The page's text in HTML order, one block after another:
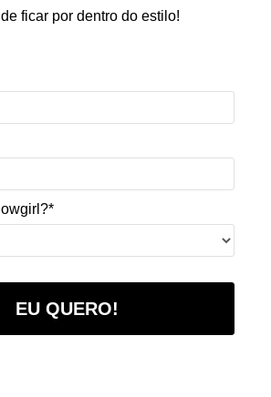
ficar por dentro do estilo!
EU QUERO!